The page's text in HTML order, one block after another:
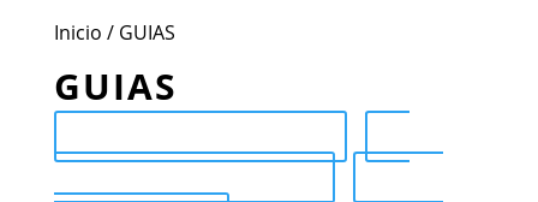
Inicio / GUIAS
GUIAS